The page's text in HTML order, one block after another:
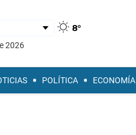
8°
2026
POLÍTICA ECONOMÍA